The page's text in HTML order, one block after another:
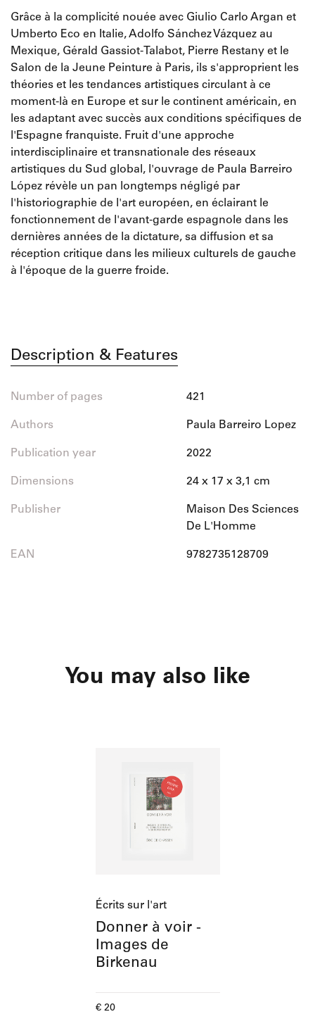
Grâce à la complicité nouée avec Giulio Carlo Argan et
Umberto Eco en Italie, Adolfo Sánchez Vázquez au
Mexique, Gérald Gassiot-Talabot, Pierre Restany et le
Salon de la Jeune Peinture à Paris, ils s'approprient les
théories et les tendances artistiques circulant à ce
moment-là en Europe et sur le continent américain, en
les adaptant avec succès aux conditions spécifiques de
l'Espagne franquiste. Fruit d'une approche
interdisciplinaire et transnationale des réseaux
artistiques du Sud global, l'ouvrage de Paula Barreiro
López révèle un pan longtemps négligé par
l'historiographie de l'art européen, en éclairant le
fonctionnement de l'avant-garde espagnole dans les
dernières années de la dictature, sa diffusion et sa
réception critique dans les milieux culturels de gauche
à l'époque de la guerre froide.
Description & Features
Number of pages 421
Authors Paula Barreiro Lopez
Publication year 2022
Dimensions 24 x 17 x 3,1 cm
Publisher
Maison Des Sciences
De L'Homme
EAN 9782735128709
You may also like
Écrits sur l'art
Donner à voir -
Images de
Birkenau
Current price
€ 20